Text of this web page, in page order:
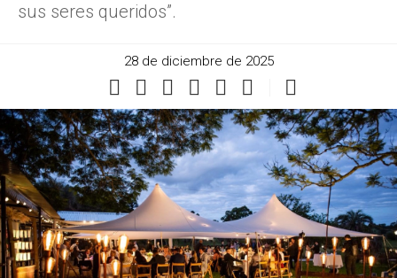
sus seres queridos”.
28 de diciembre de 2025